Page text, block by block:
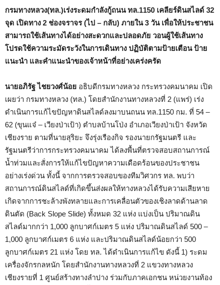
กรมทางหลวง(ทล.)เร่งระดมกำลังกู้ถนน ทล.1150 เคลียร์ดินสไลด์ 32
จุด เปิดทาง 2 ช่องจราจร (ไป – กลับ) ภายใน 3 วัน เพื่อให้ประชาชน
สามารถใช้เส้นทางได้อย่างสะดวกและปลอดภัย วอนผู้ใช้เส้นทาง
โปรดใช้ความระมัดระวังในการเดินทาง ปฏิบัติตามป้ายเตือน ป้าย
แนะนำ และคำแนะนำของเจ้าหน้าที่อย่างเคร่งครัด
นายอภิรัฐ ไชยวงศ์น้อย อธิบดีกรมทางหลวง กระทรวงคมนาคม เปิด
เผยว่า กรมทางหลวง (ทล.) โดยสำนักงานทางหลวงที่ 2 (แพร่) เร่ง
ดำเนินการแก้ไขปัญหาดินสไลด์ลงมาบนถนน ทล.1150 กม. ที่ 54 –
62 (ขุนแจ๋ – เวียงป่าเป้า) ตำบลบ้านโป่ง อำเภอเวียงป่าเป้า จังหวัด
เชียงราย ตามที่นายสุริยะ จึงรุ่งเรืองกิจ รองนายกรัฐมนตรี และ
รัฐมนตรีว่าการกระทรวงคมนาคม ได้ลงพื้นที่ตรวจสอบสถานการณ์
น้ำท่วมและสั่งการให้แก้ไขปัญหาความเดือดร้อนของประชาชน
อย่างเร่งด่วน ทั้งนี้ จากการตรวจสอบของทีมวิศวกร ทล. พบว่า
สถานการณ์ดินสไลด์ที่เกิดขึ้นส่งผลให้ทางหลวงได้รับความเสียหาย
เกิดจากการชะล้างพังทลายและการเคลื่อนตัวของเชิงลาดด้านลาด
ดินตัด (Back Slope Slide) ทั้งหมด 32 แห่ง แบ่งเป็น ปริมาณดิน
สไลด์มากกว่า 1,000 ลูกบาศก์เมตร 5 แห่ง ปริมาณดินสไลด์ 500 –
1,000 ลูกบาศก์เมตร 6 แห่ง และปริมาณดินสไลด์น้อยกว่า 500
ลูกบาศก์เมตร 21 แห่ง โดย ทล. ได้ดำเนินการแก้ไข ดังนี้ 1) ระดม
เครื่องจักรกลหนัก โดยสำนักงานทางหลวงที่ 2 แขวงทางหลวง
เชียงรายที่ 1 ศูนย์สร้างทางลำปาง ร่วมกับภาคเอกชน หน่วยงานท้อง